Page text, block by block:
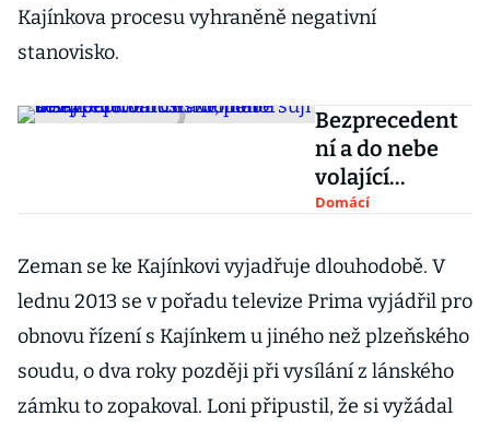
Kajínkova procesu vyhraněně negativní
stanovisko.
Bezprecedent
ní a do nebe
volající
pitomost.
diskreditoval
Česko,
pohoršují se
experti
Domácí
Zeman se ke Kajínkovi vyjadřuje dlouhodobě. V
lednu 2013 se v pořadu televize Prima vyjádřil pro
obnovu řízení s Kajínkem u jiného než plzeňského
soudu, o dva roky později při vysílání z lánského
zámku to zopakoval. Loni připustil, že si vyžádal